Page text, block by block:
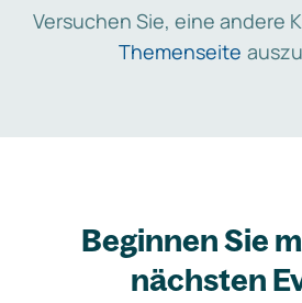
Versuchen Sie, eine andere
Themenseite
Beginnen Sie
nächsten